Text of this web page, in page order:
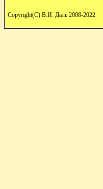
Copyright(C) В.И. Даль 2008-2022